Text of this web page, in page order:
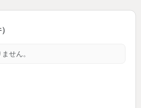
分が多いからか鬱屈とした気持
わからなかったステータス振り
手意識が和らいでいった。なん
せん。